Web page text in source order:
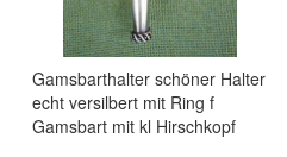
Gamsbarthalter schöner Halter
echt versilbert mit Ring f
Gamsbart mit kl Hirschkopf